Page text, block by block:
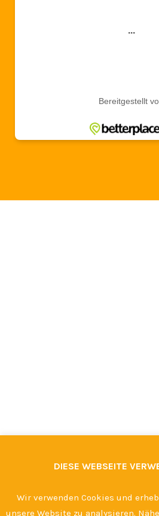
DIESE WEBSEITE
Wir verwenden Cookies und
unsere Website zu analysieren.